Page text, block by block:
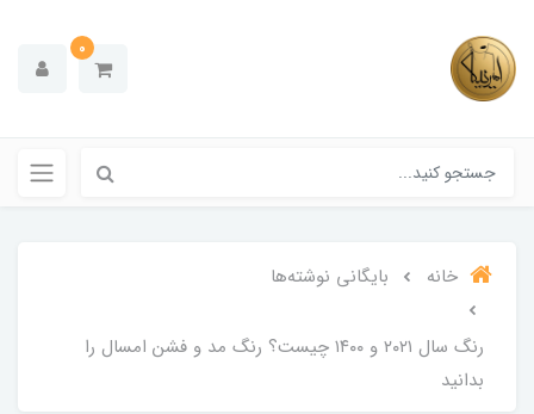
0
خانه بایگانی نوشته‌ها
رنگ سال ۲۰۲۱ و ۱۴۰۰ چیست؟ رنگ مد و فشن امسال را
بدانید